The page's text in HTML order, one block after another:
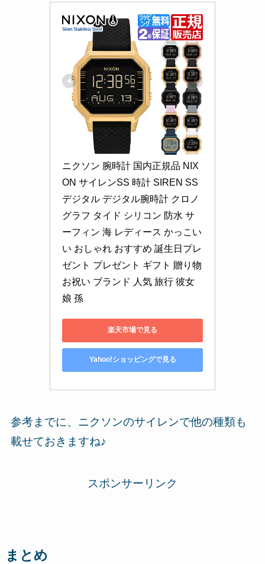
ニクソン 腕時計 国内正規品 NIX
ON サイレンSS 時計 SIREN SS
デジタル デジタル腕時計 クロノ
グラフ タイド シリコン 防水 サ
ーフィン 海 レディース かっこい
い おしゃれ おすすめ 誕生日プレ
ゼント プレゼント ギフト 贈り物
お祝い ブランド 人気 旅行 彼女
娘 孫
楽天市場で見る
Yahoo!ショッピングで見る
参考までに、ニクソンのサイレンで他の種類も
載せておきますね♪
スポンサーリンク
まとめ